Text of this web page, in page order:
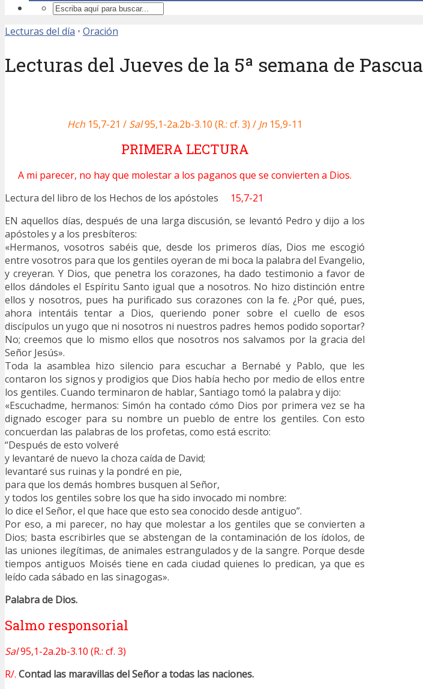
Lecturas del día • Oración
Lecturas del Jueves de la 5ª semana de Pascua
Hch 15,7-21 / Sal95,1-2a.2b-3.10 (R.: cf. 3) / Jn 15,9-11
PRIMERA LECTURA
A mi parecer, no hay que molestar a los paganos que se convierten a Dios.
Lectura del libro de los Hechos de los apóstoles 15,7-21
EN aquellos días, después de una larga discusión, se levantó Pedro y dijo a los
apóstoles y a los presbíteros:
«Hermanos, vosotros sabéis que, desde los primeros días, Dios me escogió
entre vosotros para que los gentiles oyeran de mi boca la palabra del Evangelio,
y creyeran. Y Dios, que penetra los corazones, ha dado testimonio a favor de
ellos dándoles el Espíritu Santo igual que a nosotros. No hizo distinción entre
ellos y nosotros, pues ha purificado sus corazones con la fe. ¿Por qué, pues,
ahora intentáis tentar a Dios, queriendo poner sobre el cuello de esos
discípulos un yugo que ni nosotros ni nuestros padres hemos podido soportar?
No; creemos que lo mismo ellos que nosotros nos salvamos por la gracia del
Señor Jesús».
Toda la asamblea hizo silencio para escuchar a Bernabé y Pablo, que les
contaron los signos y prodigios que Dios había hecho por medio de ellos entre
los gentiles. Cuando terminaron de hablar, Santiago tomó la palabra y dijo:
«Escuchadme, hermanos: Simón ha contado cómo Dios por primera vez se ha
dignado escoger para su nombre un pueblo de entre los gentiles. Con esto
concuerdan las palabras de los profetas, como está escrito:
“Después de esto volveré
y levantaré de nuevo la choza caída de David;
levantaré sus ruinas y la pondré en pie,
para que los demás hombres busquen al Señor,
y todos los gentiles sobre los que ha sido invocado mi nombre:
lo dice el Señor, el que hace que esto sea conocido desde antiguo”.
Por eso, a mi parecer, no hay que molestar a los gentiles que se convierten a
Dios; basta escribirles que se abstengan de la contaminación de los ídolos, de
las uniones ilegítimas, de animales estrangulados y de la sangre. Porque desde
tiempos antiguos Moisés tiene en cada ciudad quienes lo predican, ya que es
leído cada sábado en las sinagogas».
Palabra de Dios.
Salmo responsorial
Sal95,1-2a.2b-3.10 (R.: cf. 3)
R/. Contad las maravillas del Señor a todas las naciones.